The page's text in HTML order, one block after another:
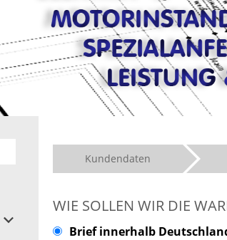
Kundendaten
WIE SOLLEN WIR DIE
Brief innerhalb